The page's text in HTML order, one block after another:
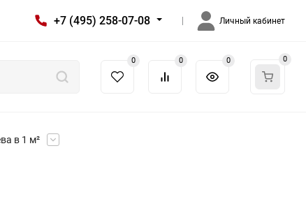
+7 (495) 258-07-08 Личный кабинет
0 0 0 0
в 1 м²